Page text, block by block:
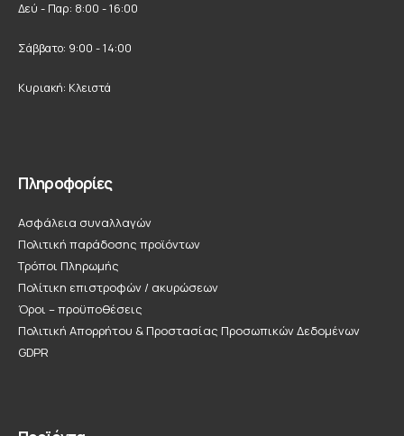
Δεύ - Παρ: 8:00 - 16:00
Σάββατο: 9:00 - 14:00
Κυριακή: Κλειστά
Πληροφορίες
Ασφάλεια συναλλαγών
Πολιτική παράδοσης προϊόντων
Τρόποι Πληρωμής
Πολίτικη επιστροφών / ακυρώσεων
Όροι – προϋποθέσεις
Πολιτική Απορρήτου & Προστασίας Προσωπικών Δεδομένων
GDPR